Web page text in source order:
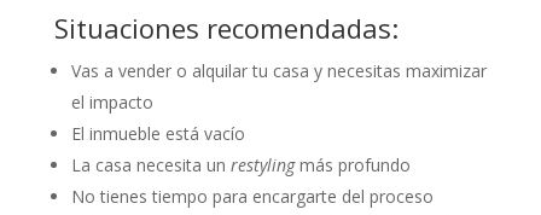
Situaciones recomendadas:
Vas a vender o alquilar tu casa y necesitas maximizar
el impacto
El inmueble está vacío
La casa necesita un restylingmás profundo
No tienes tiempo para encargarte del proceso